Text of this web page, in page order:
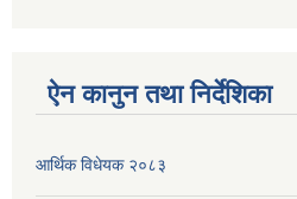
ऐन कानुन तथा निर्देशिका
आर्थिक विधेयक २०८३